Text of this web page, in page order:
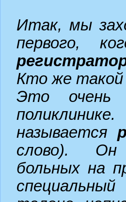
Итак, мы
первого,
Кто же
Это очень
называется
слово). Он
больных на